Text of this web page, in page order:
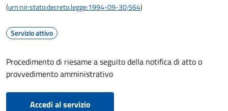
(urn:nir:stato:decreto.legge:1994-09-30;564)
Servizio attivo
Procedimento di riesame a seguito della notifica di atto o
provvedimento amministrativo
Accedi al servizio